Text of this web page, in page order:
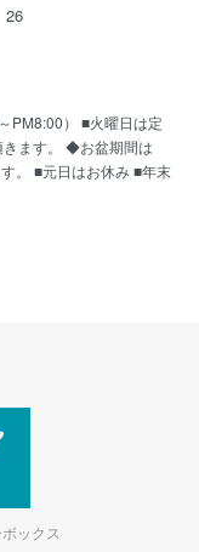
26
PM8:00） ■火曜日は定
きます。 ◆お盆期間は
。 ■元日はお休み ■年末
ックス